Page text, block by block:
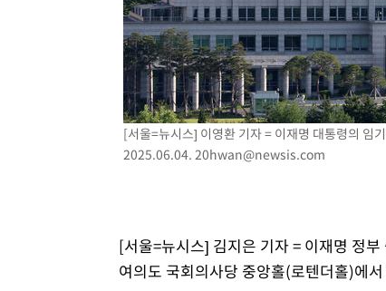
내일까지 39도 '펄펄'…기상청 "태풍 지나며 폭염 잠
트럼프, 한국계 진보 주지사 후보 맹공…"공산주의가
"美간섭에 합의 지연"…트럼프, '이란 호르무즈 통제
[속보]산업장관 "李정부, 원전 반대 안해…안정 전력
[속보]경찰, '홍명보 선임 논란' 대한축구협회·축구회
[서울=뉴시스] 이영환 기자 = 이재명 대통령의 임
2025.06.04. 20hwan@newsis.com
[서울=뉴시스] 김지은 기자 = 이재명 정
여의도 국회의사당 중앙홀(로텐더홀)에